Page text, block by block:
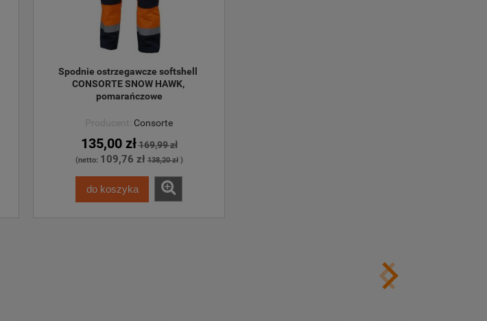
Spodnie ostrzegawcze softshell
CONSORTE SNOW HAWK,
pomarańczowe
Producent: Consorte
135,00 zł169,99 zł
(netto: 109,76 zł 138,20 zł)
do koszyka